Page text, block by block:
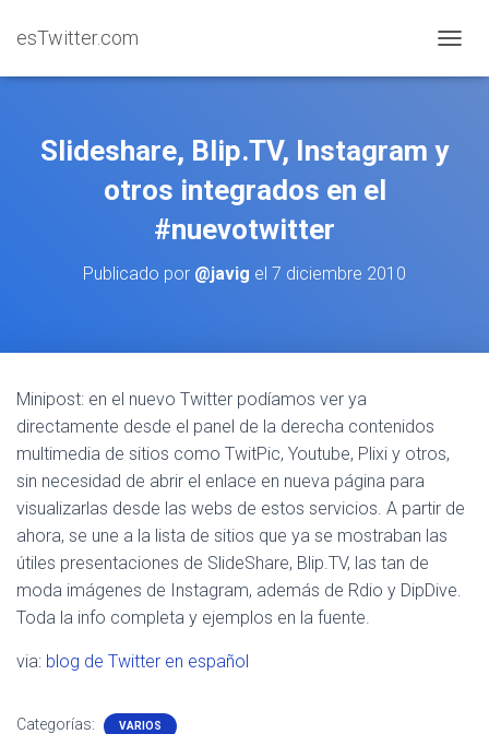
esTwitter.com
Slideshare, Blip.TV, Instagram y
otros integrados en el
#nuevotwitter
Publicado por @javig el 7 diciembre 2010
Minipost: en el nuevo Twitter podíamos ver ya
directamente desde el panel de la derecha contenidos
multimedia de sitios como TwitPic, Youtube, Plixi y otros,
sin necesidad de abrir el enlace en nueva página para
visualizarlas desde las webs de estos servicios. A partir de
ahora, se une a la lista de sitios que ya se mostraban las
útiles presentaciones de SlideShare, Blip.TV, las tan de
moda imágenes de Instagram, además de Rdio y DipDive.
Toda la info completa y ejemplos en la fuente.
via: blog de Twitter en español
Categorías: VARIOS